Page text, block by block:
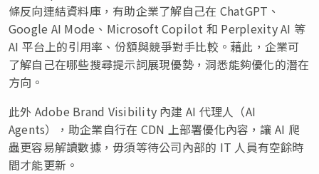
條反向連結資料庫，有助企業了解自己在 ChatGPT、
Google AI Mode、Microsoft Copilot 和 Perplexity AI 等
AI 平台上的引用率、份額與競爭對手比較。藉此，企業可
了解自己在哪些搜尋提示詞展現優勢，洞悉能夠優化的潛在
方向。
此外 Adobe Brand Visibility 內建 AI 代理人（AI
Agents），助企業自行在 CDN 上部署優化內容，讓 AI 爬
蟲更容易解讀數據，毋須等待公司內部的 IT 人員有空餘時
間才能更新。